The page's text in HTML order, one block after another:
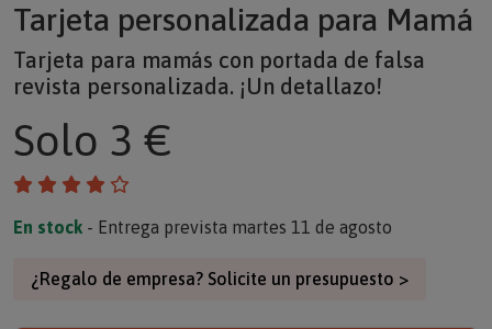
Tarjeta personalizada para Mamá
Tarjeta para mamás con portada de falsa
revista personalizada. ¡Un detallazo!
Solo 3 €
En stock - Entrega prevista martes 11 de agosto
¿Regalo de empresa? Solicite un presupuesto >